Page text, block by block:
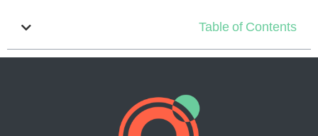
Table of Contents